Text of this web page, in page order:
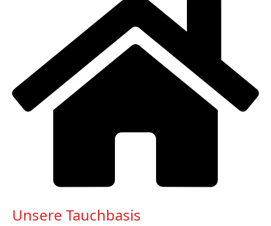
Unsere Tauchbasis